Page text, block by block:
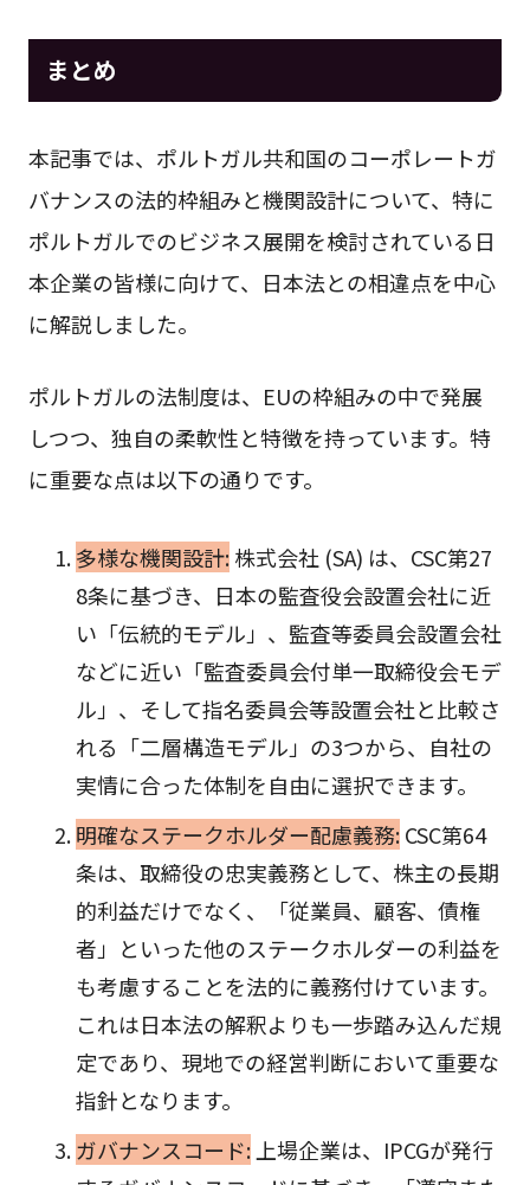
まとめ
本記事では、ポルトガル共和国のコーポレートガ
バナンスの法的枠組みと機関設計について、特に
ポルトガルでのビジネス展開を検討されている日
本企業の皆様に向けて、日本法との相違点を中心
に解説しました。
ポルトガルの法制度は、EUの枠組みの中で発展
しつつ、独自の柔軟性と特徴を持っています。特
に重要な点は以下の通りです。
多様な機関設計:株式会社 (SA) は、CSC第27
8条に基づき、日本の監査役会設置会社に近
い「伝統的モデル」、監査等委員会設置会社
などに近い「監査委員会付単一取締役会モデ
ル」、そして指名委員会等設置会社と比較さ
れる「二層構造モデル」の3つから、自社の
実情に合った体制を自由に選択できます。
明確なステークホルダー配慮義務:CSC第64
条は、取締役の忠実義務として、株主の長期
的利益だけでなく、「従業員、顧客、債権
者」といった他のステークホルダーの利益を
も考慮することを法的に義務付けています。
これは日本法の解釈よりも一歩踏み込んだ規
定であり、現地での経営判断において重要な
指針となります。
ガバナンスコード:上場企業は、IPCGが発行